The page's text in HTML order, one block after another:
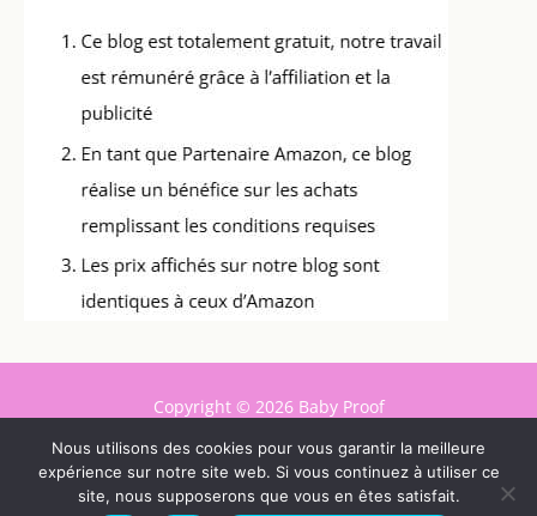
Copyright © 2026 Baby Proof
Contact
Mentions légales
Nous utilisons des cookies pour vous garantir la meilleure
expérience sur notre site web. Si vous continuez à utiliser ce
site, nous supposerons que vous en êtes satisfait.